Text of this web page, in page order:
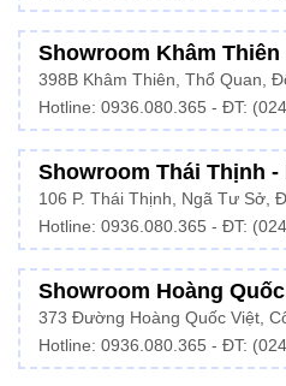
Showroom Khâm Thiên
398B Khâm Thiên, Thổ Quan,
Hotline: 0936.080.365 - ĐT:
Showroom Thái Thịnh -
106 P. Thái Thịnh, Ngã Tư Sở,
Hotline: 0936.080.365 - ĐT:
Showroom Hoàng
373 Đường Hoàng Quốc Việt,
Hotline: 0936.080.365 - ĐT: